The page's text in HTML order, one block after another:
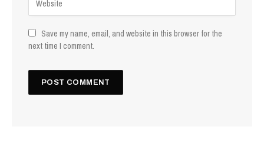
Save my name, email, and website in this browser for the
next time I comment.